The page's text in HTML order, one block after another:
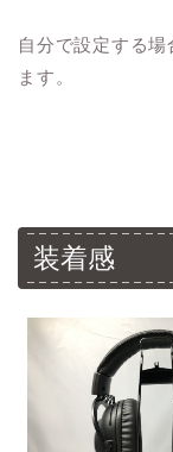
自分で設定する
ます。
装着感